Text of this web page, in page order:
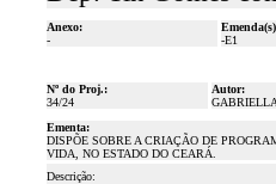
Anexo:
-
-E1
Nº do Proj.:
34/24
Autor:
Ementa:
DISPÕE SOBRE A CRIAÇÃO DE
VIDA, NO ESTADO DO CEARÁ.
Descrição: